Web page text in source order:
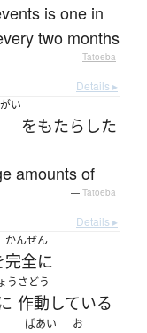
is one in
two months
— Tatoeba
Details ▸
い
をもたらした
amounts of
— Tatoeba
Details ▸
かんぜん
完全に
う さどう
作動 している
ばあい お